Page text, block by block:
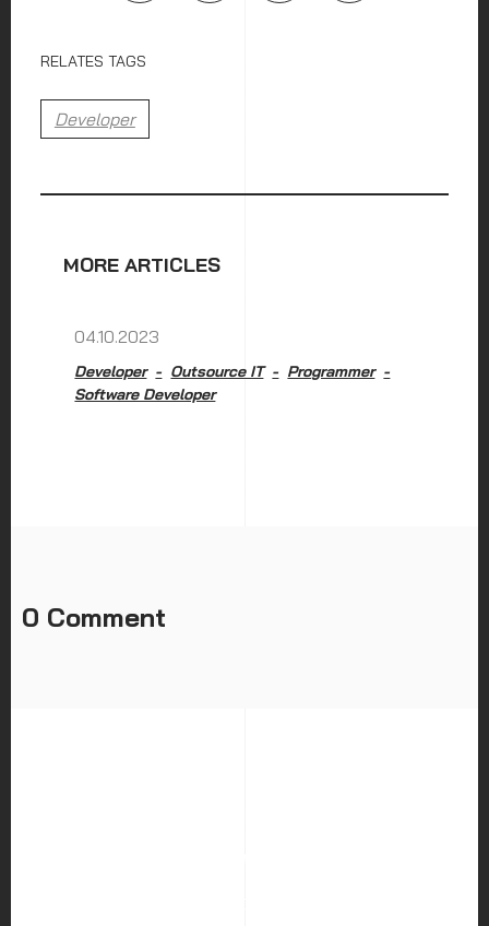
RELATES TAGS
Developer
MORE ARTICLES
04.10.2023
Developer Outsource IT
Programmer
Software Developer
0 Comment